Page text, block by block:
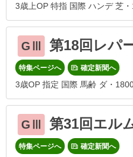
3歳上OP 特指 国際 ハンデ 芝
GⅢ 第18回レパ
特集ページへ 確定新聞へ
3歳OP 指定 国際 馬齢 ダ・
GⅢ 第31回エル
特集ページへ 確定新聞へ